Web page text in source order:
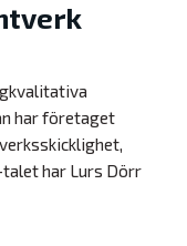
har företaget
har Lurs Dörr
tumma på den